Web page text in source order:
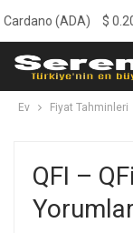
Ev Fiyat Tahminleri
QFI –
(ADA) $0.200320